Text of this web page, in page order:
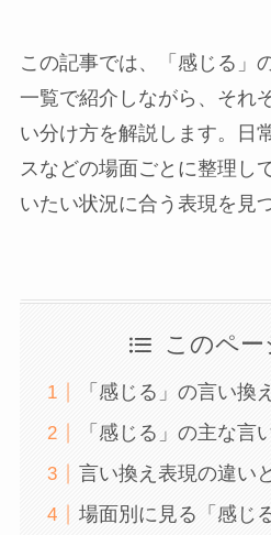
この記事では、「感じる」
一覧で紹介しながら、それ
い分け方を解説します。日
スなどの場面ごとに整理し
いたい状況に合う表現を見
このペ
「感じる」の言い換
「感じる」の主な言
言い換え表現の違い
場面別に見る「感じ